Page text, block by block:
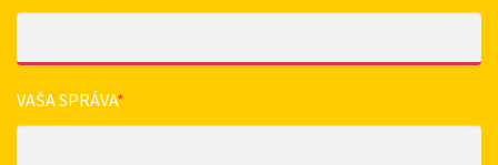
VAŠA SPRÁVA*